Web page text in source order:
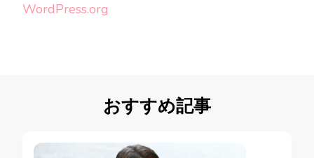
WordPress.org
おすすめ記事